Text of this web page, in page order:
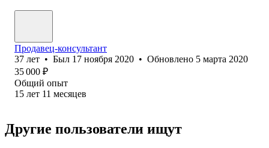
Продавец-консультант
37 лет • Был 17 ноября 2020 • Обновлено 5 марта 2020
35 000 ₽
Общий опыт
15 лет 11 месяцев
Другие пользователи ищут